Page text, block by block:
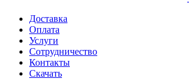
Доставка
Оплата
Услуги
Сотрудничество
Контакты
Скачать